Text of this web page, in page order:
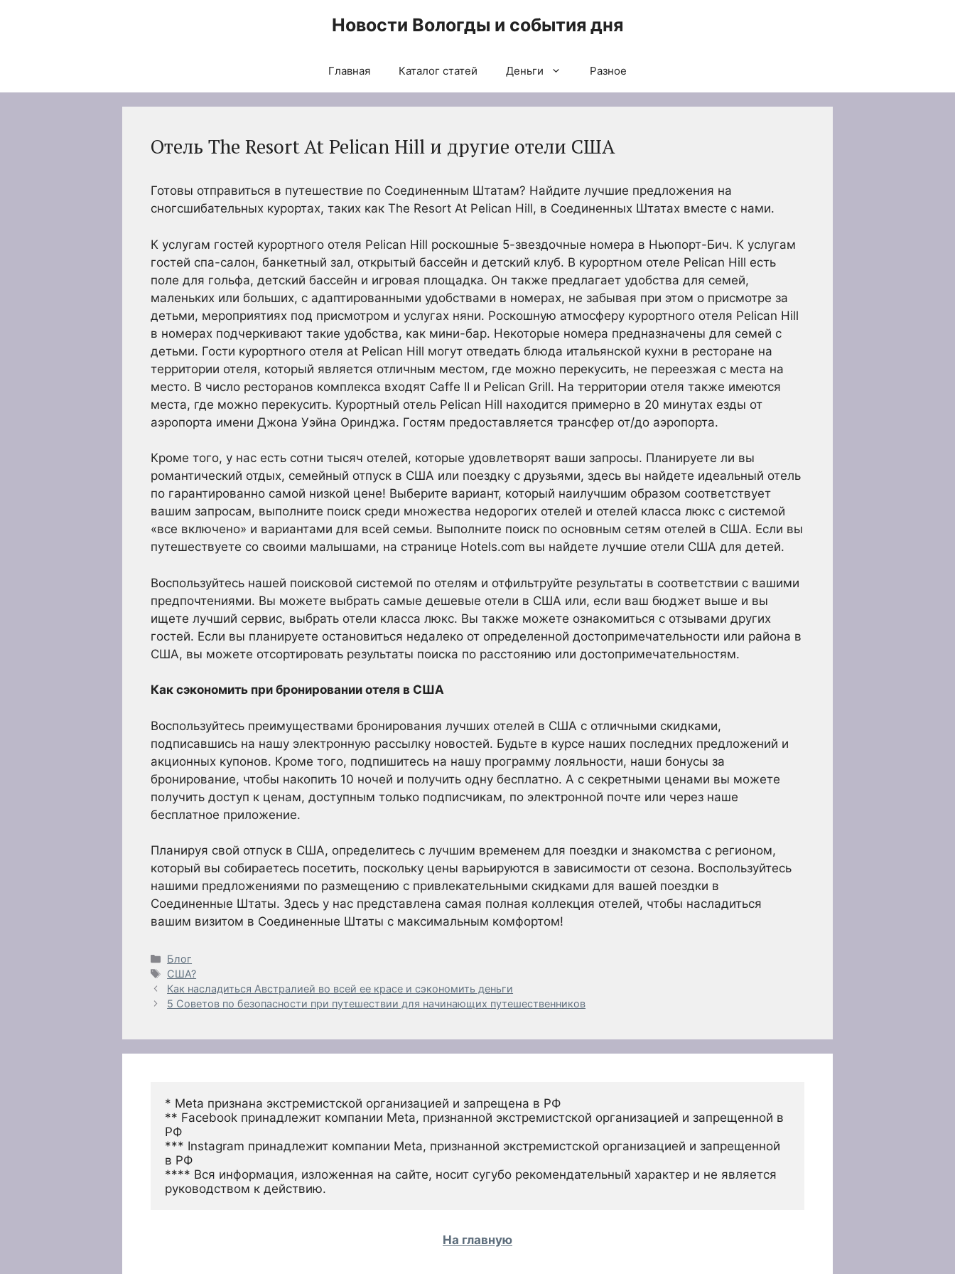
Новости Вологды и события дня
Главная Каталог статей Деньги Разное
Отель The Resort At Pelican Hill и другие отели США
Готовы отправиться в путешествие по Соединенным Штатам? Найдите лучшие предложения на
сногсшибательных курортах, таких как The Resort At Pelican Hill, в Соединенных Штатах вместе с нами.
К услугам гостей курортного отеля Pelican Hill роскошные 5-звездочные номера в Ньюпорт-Бич. К услугам
гостей спа-салон, банкетный зал, открытый бассейн и детский клуб. В курортном отеле Pelican Hill есть
поле для гольфа, детский бассейн и игровая площадка. Он также предлагает удобства для семей,
маленьких или больших, с адаптированными удобствами в номерах, не забывая при этом о присмотре за
детьми, мероприятиях под присмотром и услугах няни. Роскошную атмосферу курортного отеля Pelican Hill
в номерах подчеркивают такие удобства, как мини-бар. Некоторые номера предназначены для семей с
детьми. Гости курортного отеля at Pelican Hill могут отведать блюда итальянской кухни в ресторане на
территории отеля, который является отличным местом, где можно перекусить, не переезжая с места на
место. В число ресторанов комплекса входят Caffe II и Pelican Grill. На территории отеля также имеются
места, где можно перекусить. Курортный отель Pelican Hill находится примерно в 20 минутах езды от
аэропорта имени Джона Уэйна Оринджа. Гостям предоставляется трансфер от/до аэропорта.
Кроме того, у нас есть сотни тысяч отелей, которые удовлетворят ваши запросы. Планируете ли вы
романтический отдых, семейный отпуск в США или поездку с друзьями, здесь вы найдете идеальный отель
по гарантированно самой низкой цене! Выберите вариант, который наилучшим образом соответствует
вашим запросам, выполните поиск среди множества недорогих отелей и отелей класса люкс с системой
«все включено» и вариантами для всей семьи. Выполните поиск по основным сетям отелей в США. Если вы
путешествуете со своими малышами, на странице Hotels.com вы найдете лучшие отели США для детей.
Воспользуйтесь нашей поисковой системой по отелям и отфильтруйте результаты в соответствии с вашими
предпочтениями. Вы можете выбрать самые дешевые отели в США или, если ваш бюджет выше и вы
ищете лучший сервис, выбрать отели класса люкс. Вы также можете ознакомиться с отзывами других
гостей. Если вы планируете остановиться недалеко от определенной достопримечательности или района в
США, вы можете отсортировать результаты поиска по расстоянию или достопримечательностям.
Как сэкономить при бронировании отеля в США
Воспользуйтесь преимуществами бронирования лучших отелей в США с отличными скидками,
подписавшись на нашу электронную рассылку новостей. Будьте в курсе наших последних предложений и
акционных купонов. Кроме того, подпишитесь на нашу программу лояльности, наши бонусы за
бронирование, чтобы накопить 10 ночей и получить одну бесплатно. А с секретными ценами вы можете
получить доступ к ценам, доступным только подписчикам, по электронной почте или через наше
бесплатное приложение.
Планируя свой отпуск в США, определитесь с лучшим временем для поездки и знакомства с регионом,
который вы собираетесь посетить, поскольку цены варьируются в зависимости от сезона. Воспользуйтесь
нашими предложениями по размещению с привлекательными скидками для вашей поездки в
Соединенные Штаты. Здесь у нас представлена самая полная коллекция отелей, чтобы насладиться
вашим визитом в Соединенные Штаты с максимальным комфортом!
Рубрики
Блог
Метки
США?
Как насладиться Австралией во всей ее красе и сэкономить деньги
5 Советов по безопасности при путешествии для начинающих путешественников
* Meta признана экстремистской организацией и запрещена в РФ
** Facebook принадлежит компании Meta, признанной экстремистской организацией и запрещенной в
РФ
*** Instagram принадлежит компании Meta, признанной экстремистской организацией и запрещенной
в РФ
**** Вся информация, изложенная на сайте, носит сугубо рекомендательный характер и не является
руководством к действию.
На главную